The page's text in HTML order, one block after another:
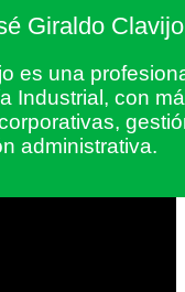
Giraldo Clavijo
es una
Industrial, con
administrativa.